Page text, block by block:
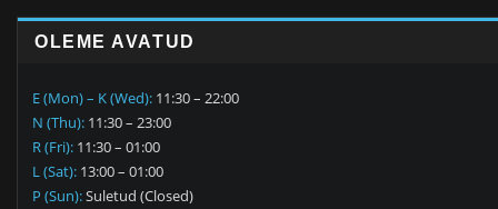
OLEME AVATUD
E (Mon) – K (Wed): 11:30 – 22:00
N (Thu): 11:30 – 23:00
R (Fri): 11:30 – 01:00
L (Sat): 13:00 – 01:00
P (Sun):Suletud (Closed)